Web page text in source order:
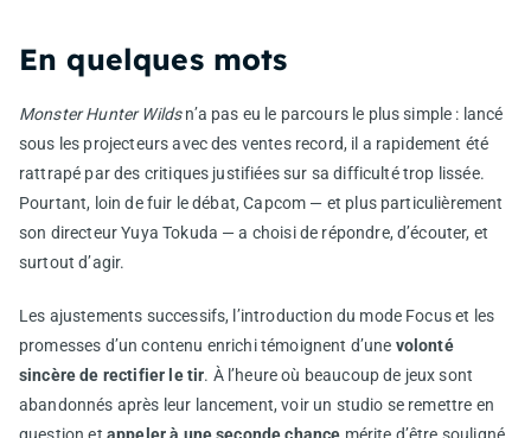
En quelques mots
Monster Hunter Wildsn’a pas eu le parcours le plus simple : lancé
sous les projecteurs avec des ventes record, il a rapidement été
rattrapé par des critiques justifiées sur sa difficulté trop lissée.
Pourtant, loin de fuir le débat, Capcom — et plus particulièrement
son directeur Yuya Tokuda — a choisi de répondre, d’écouter, et
surtout d’agir.
Les ajustements successifs, l’introduction du mode Focus et les
promesses d’un contenu enrichi témoignent d’une volonté
sincère de rectifier le tir. À l’heure où beaucoup de jeux sont
abandonnés après leur lancement, voir un studio se remettre en